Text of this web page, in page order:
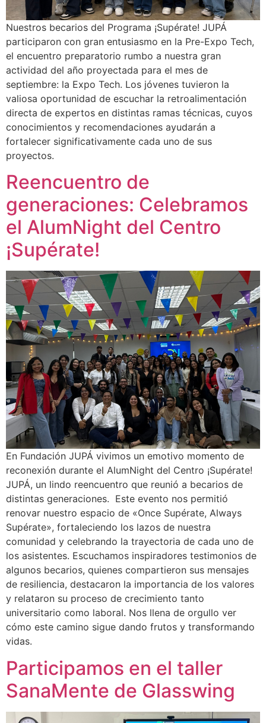
Nuestros becarios del Programa ¡Supérate! JUPÁ
participaron con gran entusiasmo en la Pre-Expo Tech,
el encuentro preparatorio rumbo a nuestra gran
actividad del año proyectada para el mes de
septiembre: la Expo Tech. Los jóvenes tuvieron la
valiosa oportunidad de escuchar la retroalimentación
directa de expertos en distintas ramas técnicas, cuyos
conocimientos y recomendaciones ayudarán a
fortalecer significativamente cada uno de sus
proyectos.
Reencuentro de
generaciones: Celebramos
el AlumNight del Centro
¡Supérate!
En Fundación JUPÁ vivimos un emotivo momento de
reconexión durante el AlumNight del Centro ¡Supérate!
JUPÁ, un lindo reencuentro que reunió a becarios de
distintas generaciones. Este evento nos permitió
renovar nuestro espacio de «Once Supérate, Always
Supérate», fortaleciendo los lazos de nuestra
comunidad y celebrando la trayectoria de cada uno de
los asistentes. Escuchamos inspiradores testimonios de
algunos becarios, quienes compartieron sus mensajes
de resiliencia, destacaron la importancia de los valores
y relataron su proceso de crecimiento tanto
universitario como laboral. Nos llena de orgullo ver
cómo este camino sigue dando frutos y transformando
vidas.
Participamos en el taller
SanaMente de Glasswing